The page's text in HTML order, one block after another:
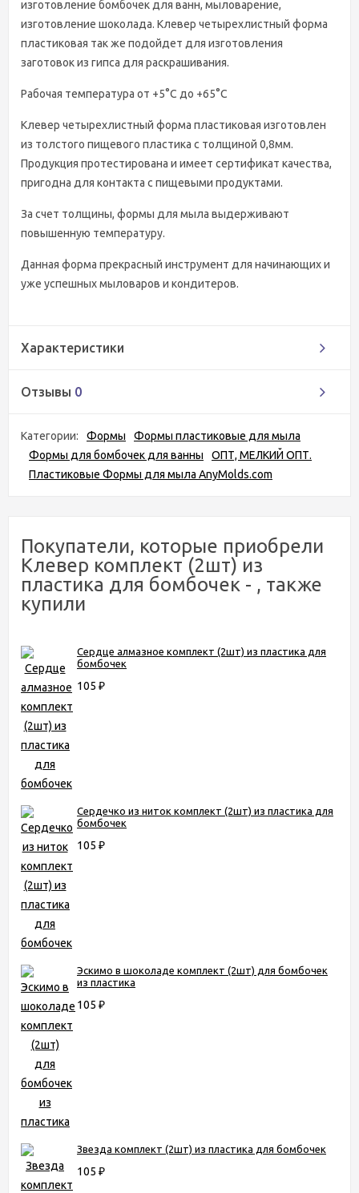
изготовление бомбочек для ванн, мыловарение,
изготовление шоколада. Клевер четырехлистный форма
пластиковая так же подойдет для изготовления
заготовок из гипса для раскрашивания.
Рабочая температура от +5°C до +65°C
Клевер четырехлистный форма пластиковая изготовлен
из толстого пищевого пластика с толщиной 0,8мм.
Продукция протестирована и имеет сертификат качества,
пригодна для контакта с пищевыми продуктами.
За счет толщины, формы для мыла выдерживают
повышенную температуру.
Данная форма прекрасный инструмент для начинающих и
уже успешных мыловаров и кондитеров.
Характеристики
Отзывы 0
Категории: Формы
Формы пластиковые для мыла
Формы для бомбочек для ванны
ОПТ, МЕЛКИЙ ОПТ.
Пластиковые Формы для мыла AnyMolds.com
Покупатели, которые приобрели
Клевер комплект (2шт) из
пластика для бомбочек - , также
купили
Сердце алмазное комплект (2шт) из пластика для
бомбочек
105 ₽
Сердечко из ниток комплект (2шт) из пластика для
бомбочек
105 ₽
Эскимо в шоколаде комплект (2шт) для бомбочек
из пластика
105 ₽
Звезда комплект (2шт) из пластика для бомбочек
105 ₽